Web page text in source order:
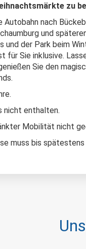
zu
nach
und
und der Park beim
Sie inklusive.
Sie den
nicht enthalten.
Mobilität nicht
muss bis